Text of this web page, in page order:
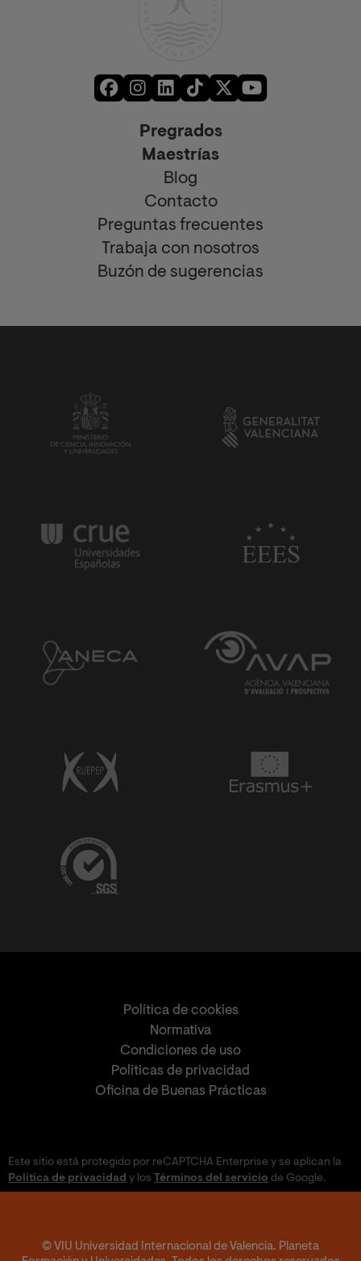
Pregrados
Maestrías
Blog
Contacto
Preguntas frecuentes
Trabaja con nosotros
Buzón de sugerencias
Política de cookies
Normativa
Condiciones de uso
Políticas de privacidad
Oficina de Buenas Prácticas
Este sitio está protegido por reCAPTCHA Enterprise y se aplican la
Política de privacidad y los Términos del servicio de Google.
© VIU Universidad Internacional de Valencia. Planeta